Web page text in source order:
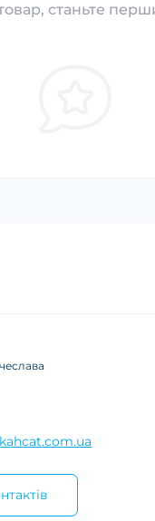
станьте